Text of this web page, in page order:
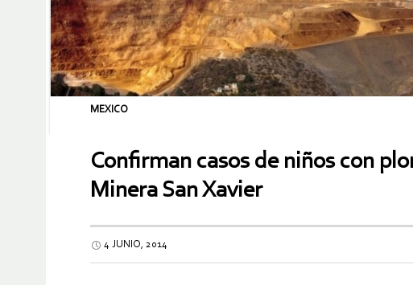
MEXICO
Confirman casos de niños con
Minera San Xavier
4 JUNIO, 2014